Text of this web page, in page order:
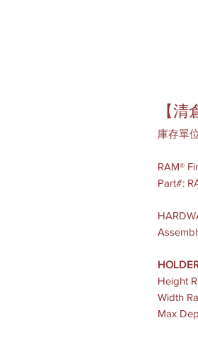
【
庫存單
RAM®
Part#:
Height
Width
Max